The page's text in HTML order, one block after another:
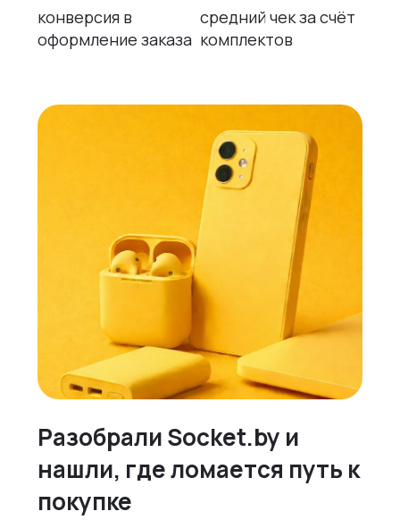
конверсия в
оформление заказа
средний чек за счёт
комплектов
Разобрали Socket.by и
нашли, где ломается путь к
покупке